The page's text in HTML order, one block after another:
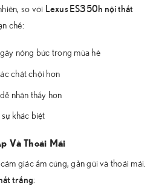
so với Lexus ES350h nội thất
chế:
nóng bức trong mùa hè
chật chội hơn
nhận thấy hơn
khác biệt
Và Thoải Mái
giác ấm cúng, gần gũi và thoải mái.
trắng: